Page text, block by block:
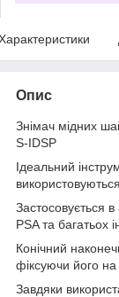
Опис
Знімач мідних
S-IDSP
Ідеальний
Застосовується
PSA та багатьох
Конічний
фіксуючи його на
Завдяки